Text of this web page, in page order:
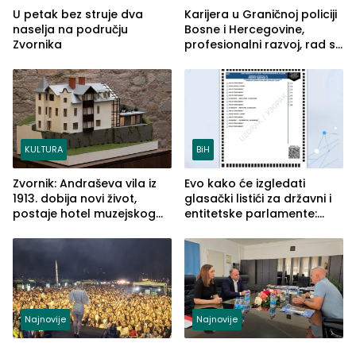
U petak bez struje dva
naselja na području
Zvornika
Karijera u Graničnoj policiji
Bosne i Hercegovine,
profesionalni razvoj, rad sa
služba građanima
KULTURA
Zvornik: Andraševa vila iz
1913. dobija novi život,
postaje hotel muzejskog
BiH
Evo kako će izgledati
glasački listići za državni i
entitetske parlamente:
vidljive na njima
Najnovije Najnovije